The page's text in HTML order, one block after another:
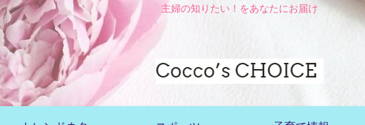
主婦の知りたい！をあなたにお届け